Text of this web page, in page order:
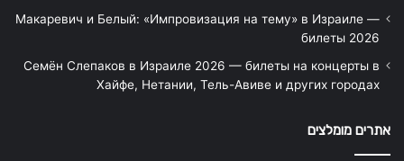
Макаревич и Белый: «Импровизация на тему» в Израиле —
билеты 2026
Семён Слепаков в Израиле 2026 — билеты на концерты в
Хайфе, Нетании, Тель-Авиве и других городах
אתרים מומלצים